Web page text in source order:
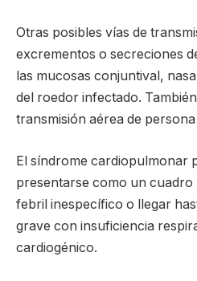
Otras posibles vías de
excrementos o secreciones
las mucosas conjuntival,
del roedor infectado.
transmisión aérea de
El síndrome cardiopulmonar
presentarse como un
febril inespecífico o llegar
grave con insuficiencia
cardiogénico.